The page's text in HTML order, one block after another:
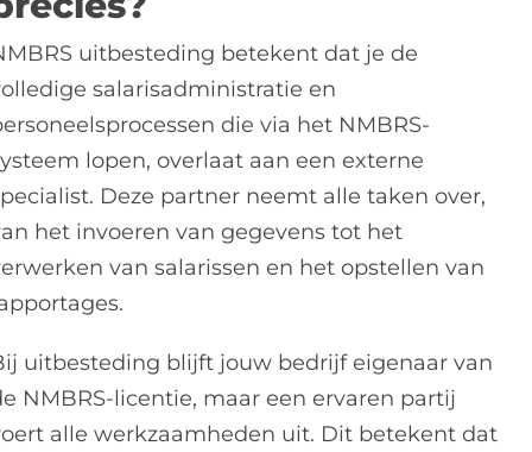
uitbesteding betekent dat je de
salarisadministratie en
die via het NMBRS-
lopen, overlaat aan een externe
Deze partner neemt alle taken over,
het invoeren van gegevens tot het
van salarissen en het opstellen van
uitbesteding blijft jouw bedrijf eigenaar van
NMBRS-licentie, maar een ervaren partij
alle werkzaamheden uit. Dit betekent dat